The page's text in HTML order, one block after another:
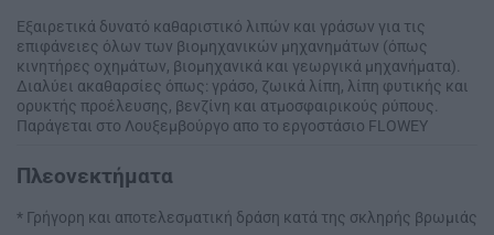
Εξαιρετικά δυνατό καθαριστικό λιπών και γράσων για τις
επιφάνειες όλων των βιομηχανικών μηχανημάτων (όπως
κινητήρες οχημάτων, βιομηχανικά και γεωργικά μηχανήματα).
Διαλύει ακαθαρσίες όπως: γράσο, ζωικά λίπη, λίπη φυτικής και
ορυκτής προέλευσης, βενζίνη και ατμοσφαιρικούς ρύπους.
Παράγεται στο Λουξεμβούργο απο το εργοστάσιο FLOWEY
Πλεονεκτήματα
* Γρήγορη και αποτελεσματική δράση κατά της σκληρής βρωμιάς